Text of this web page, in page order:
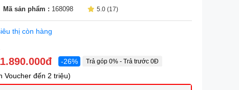
Mã sản phẩm : 168098 5.0 (17)
thị còn hàng
-26% Trả góp 0% - Trả trước 0Đ
Voucher đến 2 triệu)